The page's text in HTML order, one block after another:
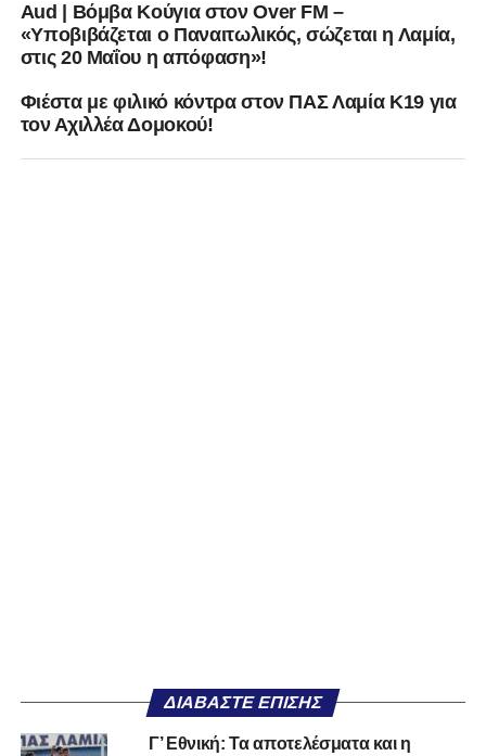
Aud | Βόμβα Κούγια στον Over FM –
«Υποβιβάζεται ο Παναιτωλικός, σώζεται η Λαμία,
στις 20 Μαΐου η απόφαση»!
Φιέστα με φιλικό κόντρα στον ΠΑΣ Λαμία Κ19 για
τον Αχιλλέα Δομοκού!
ΔΙΑΒΆΣΤΕ ΕΠΊΣΗΣ
Γ’ Εθνική: Τα αποτελέσματα και η